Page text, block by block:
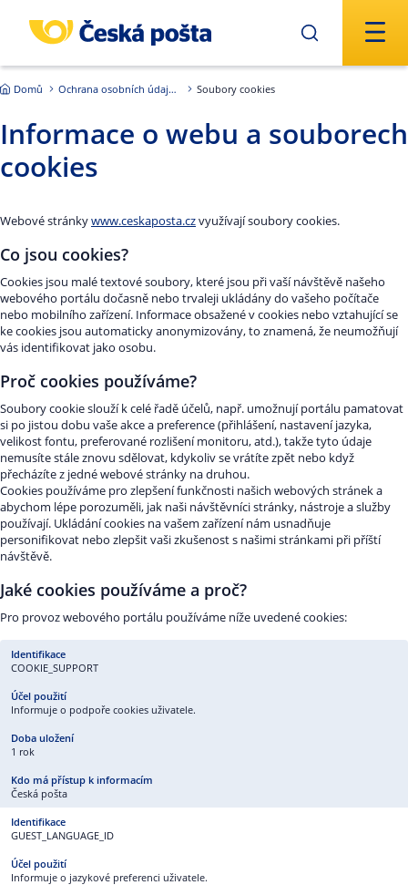
Domů Ochrana osobních údajů - GDPR Soubory cookies
Informace o webu a souborech
cookies
Webové stránkywww.ceskaposta.czvyužívají soubory cookies.
Co jsou cookies?
Cookies jsou malé textové soubory, které jsou při vaší návštěvě našeho
webového portálu dočasně nebo trvaleji ukládány do vašeho počítače
nebo mobilního zařízení. Informace obsažené v cookies nebo vztahující se
ke cookies jsou automaticky anonymizovány, to znamená, že neumožňují
vás identifikovat jako osobu.
Proč cookies používáme?
Soubory cookie slouží k celé řadě účelů, např. umožnují portálu pamatovat
si po jistou dobu vaše akce a preference (přihlášení, nastavení jazyka,
velikost fontu, preferované rozlišení monitoru, atd.), takže tyto údaje
nemusíte stále znovu sdělovat, kdykoliv se vrátíte zpět nebo když
přecházíte z jedné webové stránky na druhou.
Cookies používáme pro zlepšení funkčnosti našich webových stránek a
abychom lépe porozuměli, jak naši návštěvníci stránky, nástroje a služby
používají. Ukládání cookies na vašem zařízení nám usnadňuje
personifikovat nebo zlepšit vaši zkušenost s našimi stránkami při příští
návštěvě.
Jaké cookies používáme a proč?
Pro provoz webového portálu používáme níže uvedené cookies:
COOKIE_SUPPORT
Informuje o podpoře cookies uživatele.
1 rok
Česká pošta
GUEST_LANGUAGE_ID
Informuje o jazykové preferenci uživatele.